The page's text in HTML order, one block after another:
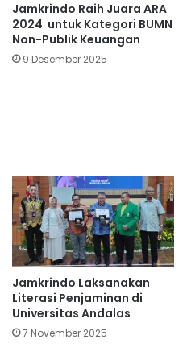
Jamkrindo Raih Juara ARA
2024 untuk Kategori BUMN
Non-Publik Keuangan
9 Desember 2025
Jamkrindo Laksanakan
Literasi Penjaminan di
Universitas Andalas
7 November 2025